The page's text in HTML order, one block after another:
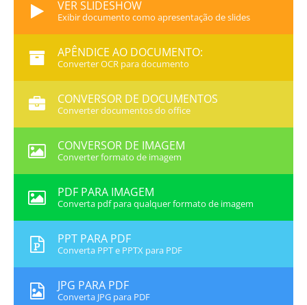
VER SLIDESHOW
Exibir documento como apresentação de slides
APÊNDICE AO DOCUMENTO:
Converter OCR para documento
CONVERSOR DE DOCUMENTOS
Converter documentos do office
CONVERSOR DE IMAGEM
Converter formato de imagem
PDF PARA IMAGEM
Converta pdf para qualquer formato de imagem
PPT PARA PDF
Converta PPT e PPTX para PDF
JPG PARA PDF
Converta JPG para PDF